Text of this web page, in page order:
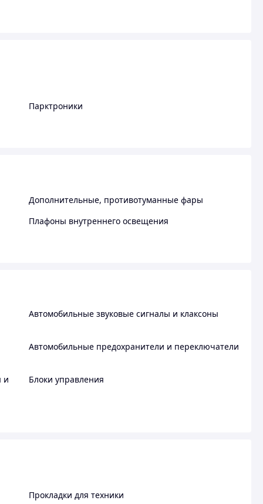
Парктроники
Дополнительные, противотуманные фары
Плафоны внутреннего освещения
Автомобильные звуковые сигналы и клаксоны
Автомобильные предохранители и переключатели
и Блоки управления
Прокладки для техники